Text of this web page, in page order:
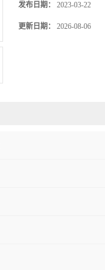
发布日期： 2023-03-22
更新日期： 2026-08-06